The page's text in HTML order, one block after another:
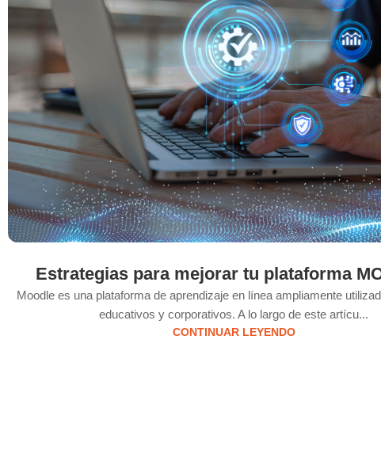
Estrategias para mejorar tu plataforma
Moodle es una plataforma de aprendizaje en línea ampliamente
educativos y corporativos. A lo largo de este artícu...
CONTINUAR LEYENDO